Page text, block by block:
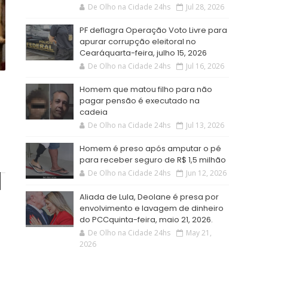
De Olho na Cidade 24hs Jul 28, 2026
PF deflagra Operação Voto Livre para
apurar corrupção eleitoral no
Cearáquarta-feira, julho 15, 2026
De Olho na Cidade 24hs Jul 16, 2026
Homem que matou filho para não
pagar pensão é executado na
cadeia
De Olho na Cidade 24hs Jul 13, 2026
Homem é preso após amputar o pé
para receber seguro de R$ 1,5 milhão
De Olho na Cidade 24hs Jun 12, 2026
Aliada de Lula, Deolane é presa por
envolvimento e lavagem de dinheiro
do PCCquinta-feira, maio 21, 2026.
De Olho na Cidade 24hs
May 21,
2026